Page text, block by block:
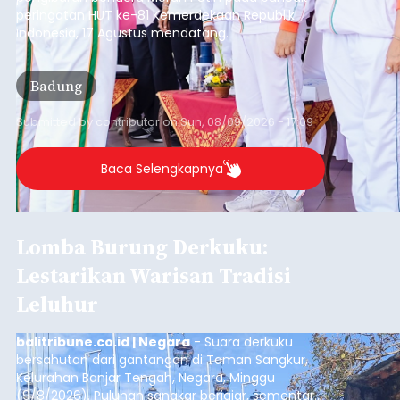
peringatan HUT ke-81 Kemerdekaan Republik
Indonesia, 17 Agustus mendatang.
Badung
Submitted by contributoronSun, 08/09/2026 - 17:09
Baca Selengkapnya
Lomba Burung Derkuku:
Lestarikan Warisan Tradisi
Leluhur
balitribune.co.id | Negara- Suara derkuku
bersahutan dari gantangan di Taman Sangkur,
Kelurahan Banjar Tengah, Negara, Minggu
(9/8/2026). Puluhan sangkar berjajar, sementara